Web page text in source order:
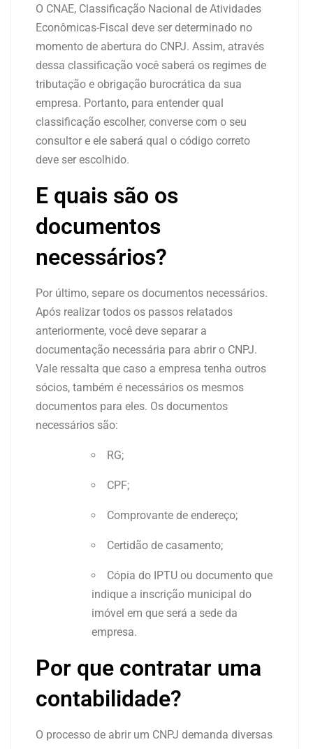
O CNAE, Classificação Nacional de Atividades
Econômicas-Fiscal deve ser determinado no
momento de abertura do CNPJ. Assim, através
dessa classificação você saberá os regimes de
tributação e obrigação burocrática da sua
empresa. Portanto, para entender qual
classificação escolher, converse com o seu
consultor e ele saberá qual o código correto
deve ser escolhido.
E quais são os
documentos
necessários?
Por último, separe os documentos necessários.
Após realizar todos os passos relatados
anteriormente, você deve separar a
documentação necessária para abrir o CNPJ.
Vale ressalta que caso a empresa tenha outros
sócios, também é necessários os mesmos
documentos para eles. Os documentos
necessários são:
RG;
CPF;
Comprovante de endereço;
Certidão de casamento;
Cópia do IPTU ou documento que
indique a inscrição municipal do
imóvel em que será a sede da
empresa.
Por que contratar uma
contabilidade?
O processo de abrir um CNPJ demanda diversas